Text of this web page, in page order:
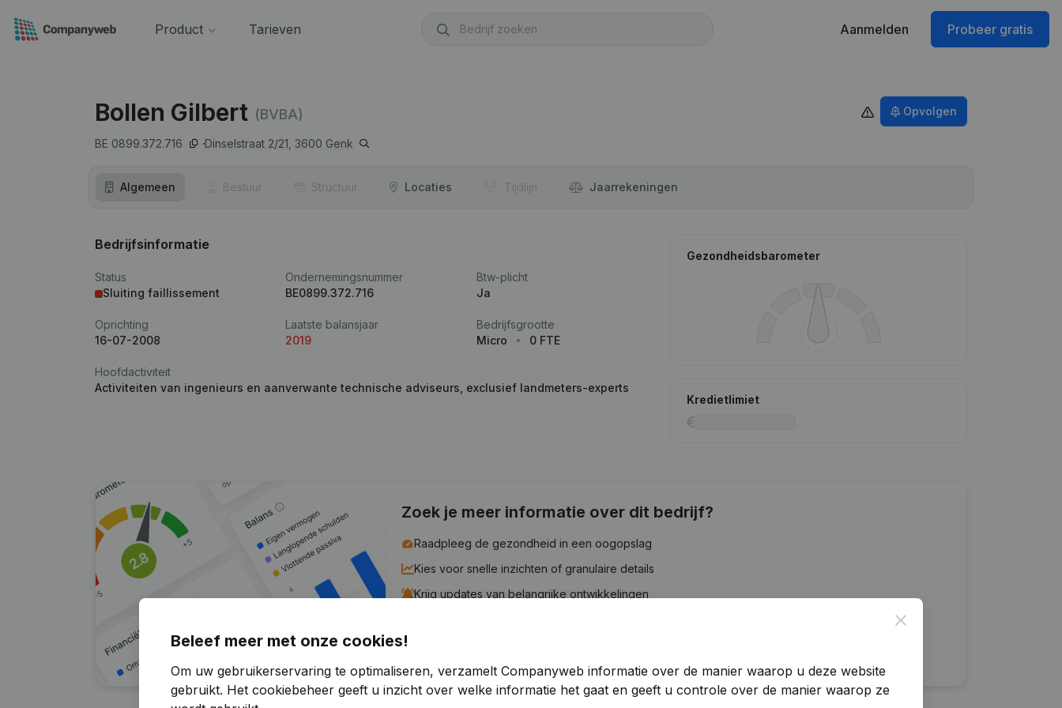
Product Tarieven Aanmelden Probeer gratis
Bollen Gilbert (BVBA)
BE 0899.372.716 Dinselstraat 2/21, 3600 Genk
Opvolgen
Algemeen Bestuur Structuur Locaties Tijdlijn Jaar­rekeningen
Bedrijfsinformatie
Status
Sluiting faillissement
Ondernemingsnummer
BE0899.372.716
Btw-plicht
Ja
Oprichting
16-07-2008
Laatste balansjaar
2019
Bedrijfsgrootte
Micro
0 FTE
Hoofdactiviteit
Activiteiten van ingenieurs en aanverwante technische adviseurs, exclusief landmeters-experts
Gezondheidsbarometer
Kredietlimiet
Zoek je meer informatie over dit bedrijf?
Raadpleeg de gezondheid in een oogopslag
Kies voor snelle inzichten of granulaire details
Krijg updates van belangrijke ontwikkelingen
Close
Beleef meer met onze cookies!
Om uw gebruikerservaring te optimaliseren, verzamelt Companyweb informatie over de manier waarop u deze website
gebruikt. Het cookiebeheer geeft u inzicht over welke informatie het gaat en geeft u controle over de manier waarop ze